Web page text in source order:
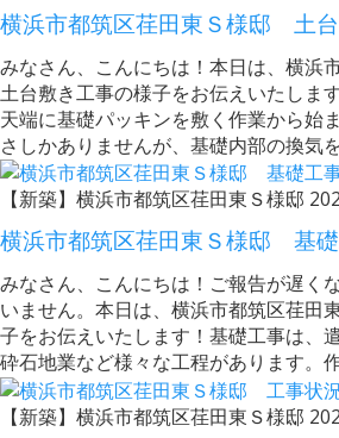
横浜市都筑区荏田東Ｓ様邸 土台
みなさん、こんにちは！本日は、横浜
土台敷き工事の様子をお伝えいたしま
天端に基礎パッキンを敷く作業から始
さしかありませんが、基礎内部の換気
【新築】横浜市都筑区荏田東Ｓ様邸
横浜市都筑区荏田東Ｓ様邸 基
みなさん、こんにちは！ご報告が遅く
いません。本日は、横浜市都筑区荏田
子をお伝えいたします！基礎工事は、
砕石地業など様々な工程があります。
【新築】横浜市都筑区荏田東Ｓ様邸